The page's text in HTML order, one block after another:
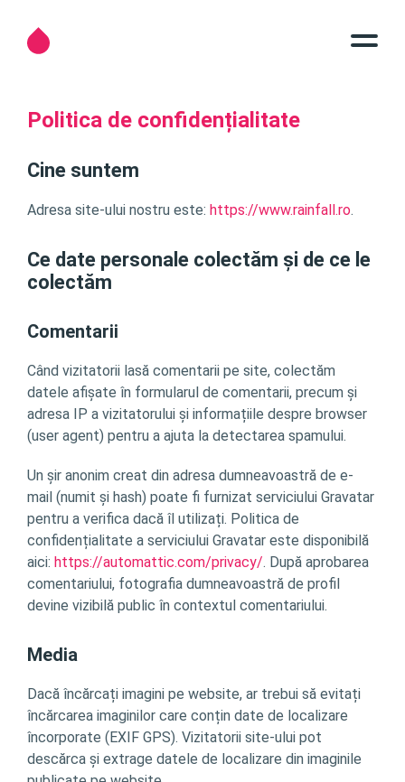
Politica de confidențialitate
Cine suntem
Adresa site-ului nostru este: https://www.rainfall.ro.
Ce date personale colectăm și de ce le
colectăm
Comentarii
Când vizitatorii lasă comentarii pe site, colectăm
datele afișate în formularul de comentarii, precum și
adresa IP a vizitatorului și informațiile despre browser
(user agent) pentru a ajuta la detectarea spamului.
Un șir anonim creat din adresa dumneavoastră de e-
mail (numit și hash) poate fi furnizat serviciului Gravatar
pentru a verifica dacă îl utilizați. Politica de
confidențialitate a serviciului Gravatar este disponibilă
aici: https://automattic.com/privacy/. După aprobarea
comentariului, fotografia dumneavoastră de profil
devine vizibilă public în contextul comentariului.
Media
Dacă încărcați imagini pe website, ar trebui să evitați
încărcarea imaginilor care conțin date de localizare
încorporate (EXIF GPS). Vizitatorii site-ului pot
descărca și extrage datele de localizare din imaginile